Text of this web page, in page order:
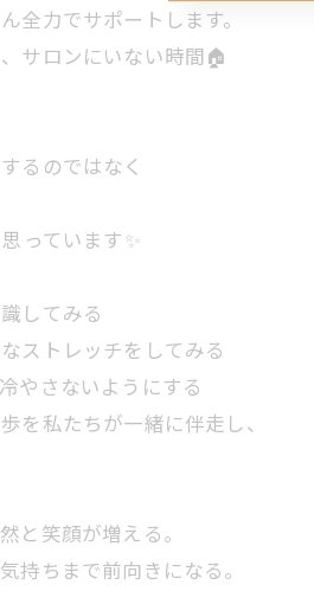
全力でサポートします。
サロンにいない時間🏠
るのではなく
っています✨
してみる
ストレッチをしてみる
やさないようにする
を私たちが一緒に伴走し、
と笑顔が増える。
持ちまで前向きになる。